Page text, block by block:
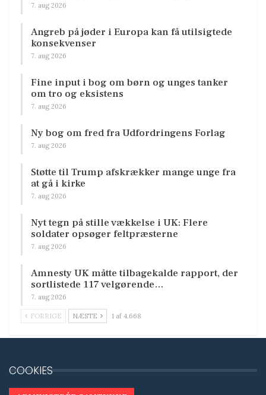
7. aug 2026
Angreb på jøder i Europa kan få utilsigtede
konsekvenser
7. aug 2026
Fine input i bog om børn og unges tanker
om tro og eksistens
7. aug 2026
Ny bog om fred fra Udfordringens Forlag
7. aug 2026
Støtte til Trump afskrækker mange unge fra
at gå i kirke
7. aug 2026
Nyt tegn på stille vækkelse i UK: Flere
soldater opsøger feltpræsterne
7. aug 2026
Amnesty UK måtte tilbagekalde rapport, der
sortlistede 117 velgørende…
7. aug 2026
FORRIGE NÆSTE 1 af 4.668
COOKIES